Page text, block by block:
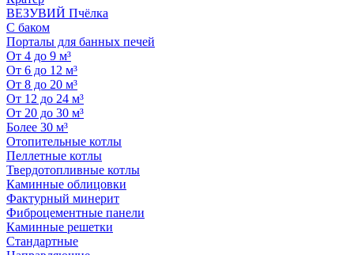
ВЕЗУВИЙ Пчёлка
С баком
Порталы для банных печей
От 4 до 9 м³
От 6 до 12 м³
От 8 до 20 м³
От 12 до 24 м³
От 20 до 30 м³
Более 30 м³
Отопительные котлы
Пеллетные котлы
Твердотопливные котлы
Каминные облицовки
Фактурный минерит
Фиброцементные панели
Каминные решетки
Стандартные